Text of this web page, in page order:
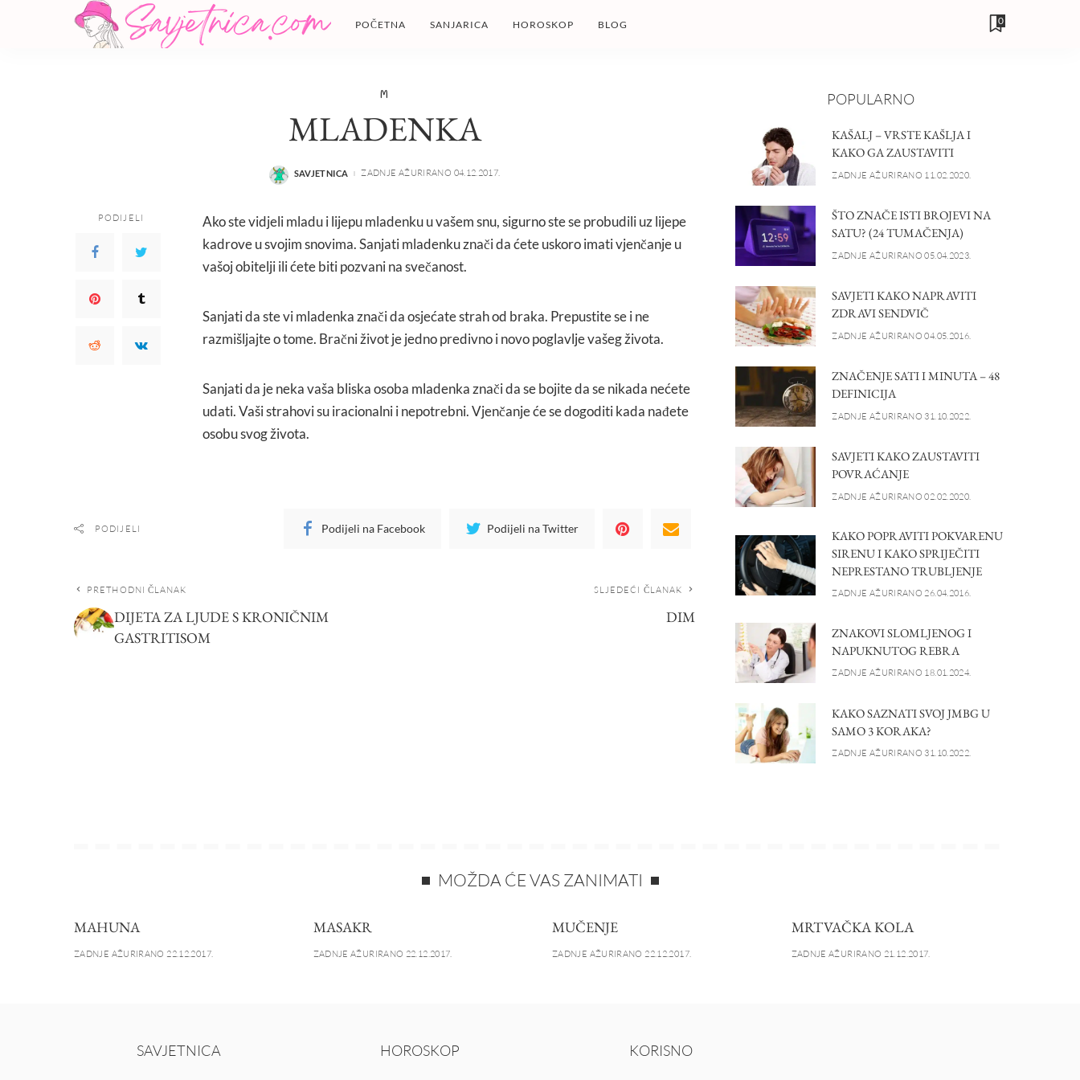
POČETNA SANJARICA HOROSKOP BLOG 0
M
MLADENKA
POSTED
SAVJETNICA ZADNJE AŽURIRANO 04.12.2017.
PODIJELI
Ako ste vidjeli mladu i lijepu mladenku u vašem snu, sigurno ste se probudili uz lijepe
kadrove u svojim snovima. Sanjati mladenku znači da ćete uskoro imati vjenčanje u
vašoj obitelji ili ćete biti pozvani na svečanost.
Sanjati da ste vi mladenka znači da osjećate strah od braka. Prepustite se i ne
razmišljajte o tome. Bračni život je jedno predivno i novo poglavlje vašeg života.
Sanjati da je neka vaša bliska osoba mladenka znači da se bojite da se nikada nećete
udati. Vaši strahovi su iracionalni i nepotrebni. Vjenčanje će se dogoditi kada nađete
osobu svog života.
PODIJELI Podijeli na Facebook Podijeli na Twitter
PRETHODNI ČLANAK
DIJETA ZA LJUDE S KRONIČNIM
GASTRITISOM
SLJEDEĆI ČLANAK
DIM
POPULARNO
KAŠALJ – VRSTE KAŠLJA I
KAKO GA ZAUSTAVITI
ZADNJE AŽURIRANO 11.02.2020.
ŠTO ZNAČE ISTI BROJEVI NA
SATU? (24 TUMAČENJA)
ZADNJE AŽURIRANO 05.04.2023.
SAVJETI KAKO NAPRAVITI
ZDRAVI SENDVIČ
ZADNJE AŽURIRANO 04.05.2016.
ZNAČENJE SATI I MINUTA – 48
DEFINICIJA
ZADNJE AŽURIRANO 31.10.2022.
SAVJETI KAKO ZAUSTAVITI
POVRAĆANJE
ZADNJE AŽURIRANO 02.02.2020.
KAKO POPRAVITI POKVARENU
SIRENU I KAKO SPRIJEČITI
NEPRESTANO TRUBLJENJE
ZADNJE AŽURIRANO 26.04.2016.
ZNAKOVI SLOMLJENOG I
NAPUKNUTOG REBRA
ZADNJE AŽURIRANO 18.01.2024.
KAKO SAZNATI SVOJ JMBG U
SAMO 3 KORAKA?
ZADNJE AŽURIRANO 31.10.2022.
MOŽDA ĆE VAS ZANIMATI
MAHUNA
ZADNJE AŽURIRANO 22.12.2017.
MASAKR
ZADNJE AŽURIRANO 22.12.2017.
MUČENJE
ZADNJE AŽURIRANO 22.12.2017.
MRTVAČKA KOLA
ZADNJE AŽURIRANO 21.12.2017.
SAVJETNICA HOROSKOP KORISNO